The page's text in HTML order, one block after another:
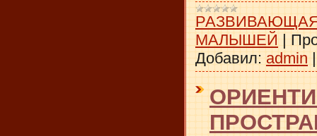
МАЛЫШЕЙ |
Добавил: admin